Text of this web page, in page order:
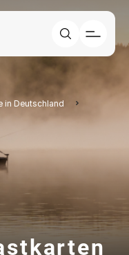
in Deutschland